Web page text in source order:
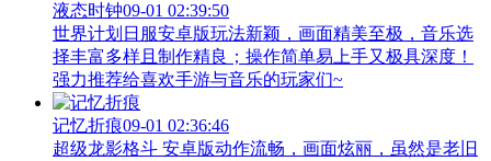
液态时钟09-01 02:39:50
世界计划日服安卓版玩法新颖，画面精美至极，音乐选
择丰富多样且制作精良；操作简单易上手又极具深度！
强力推荐给喜欢手游与音乐的玩家们~
记忆折痕09-01 02:36:46
超级龙影格斗 安卓版动作流畅，画面炫丽，虽然是老旧